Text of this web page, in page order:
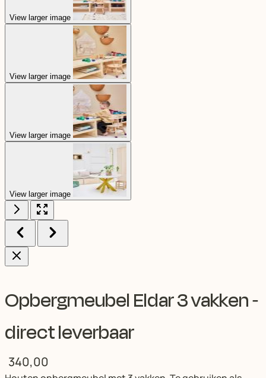
View larger image
View larger image
View larger image
View larger image
Opbergmeubel Eldar 3 vakken -
direct leverbaar
340,00